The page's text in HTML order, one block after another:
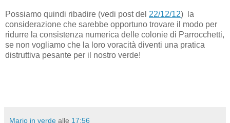
Possiamo quindi ribadire (vedi post del 22/12/12) la
considerazione che sarebbe opportuno trovare il modo per
ridurre la consistenza numerica delle colonie di Parrocchetti,
se non vogliamo che la loro voracità diventi una pratica
distruttiva pesante per il nostro verde!
Mario in verde alle 17:56